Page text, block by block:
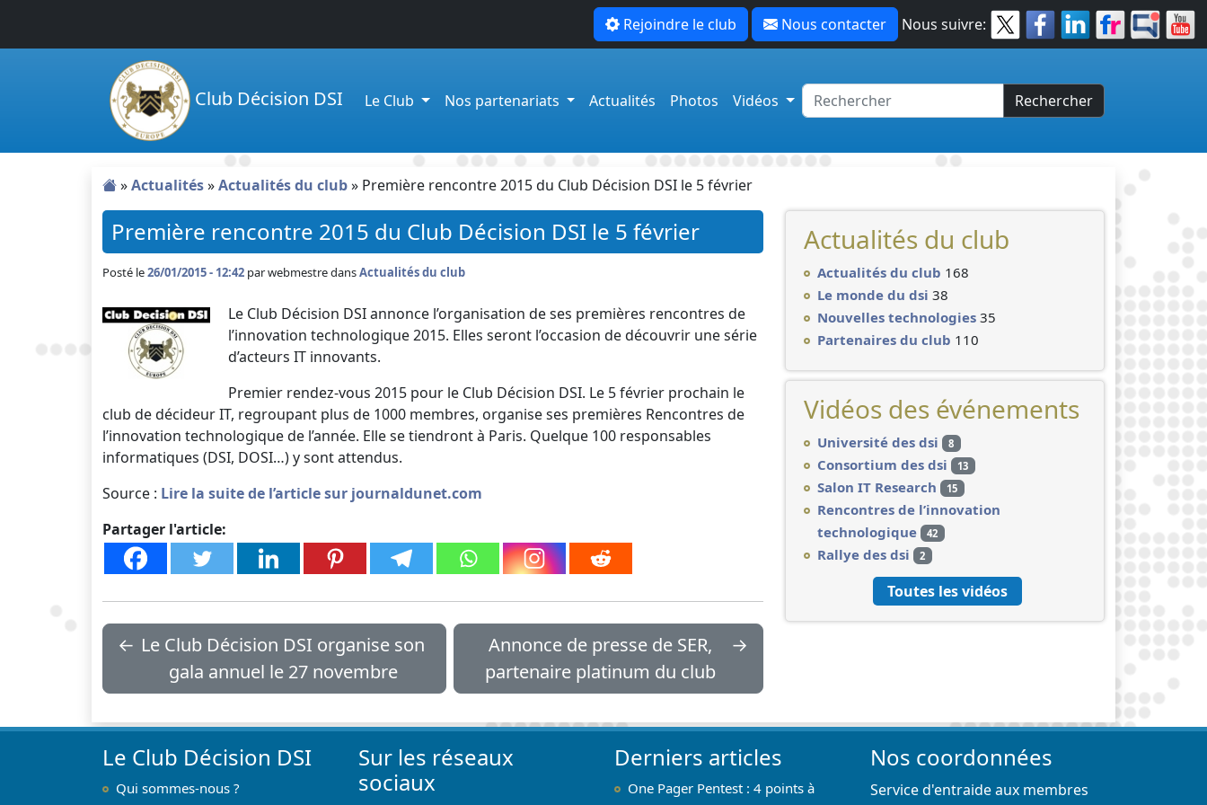
Rejoindre le club Nous contacter Nous suivre:
Club Décision DSI Le Club Nos partenariats Actualités Photos Vidéos Rechercher
»Actualités»Actualités du club» Première rencontre 2015 du Club Décision DSI le 5 février
Première rencontre 2015 du Club Décision DSI le 5 février
Posté le26/01/2015 - 12:42 parwebmestre dansActualités du club
Le Club Décision DSI annonce l’organisation de ses premières rencontres de
l’innovation technologique 2015. Elles seront l’occasion de découvrir une série
d’acteurs IT innovants.
Premier rendez-vous 2015 pour le Club Décision DSI. Le 5 février prochain le
club de décideur IT, regroupant plus de 1000 membres, organise ses premières Rencontres de
l’innovation technologique de l’année. Elle se tiendront à Paris. Quelque 100 responsables
informatiques (DSI, DOSI…) y sont attendus.
Source : Lire la suite de l’article sur journaldunet.com
Partager l'article:
← Le Club Décision DSI organise son
gala annuel le 27 novembre
Annonce de presse de SER,
partenaire platinum du club
→
Actualités du club
Actualités du club 168
Le monde du dsi 38
Nouvelles technologies 35
Partenaires du club 110
Vidéos des événements
Université des dsi 8
Consortium des dsi 13
Salon IT Research 15
Rencontres de l’innovation
technologique
42
Rallye des dsi 2
Toutes les vidéos
Le Club Décision DSI
Qui sommes-nous ?
Sur les réseaux
sociaux
Derniers articles
One Pager Pentest : 4 points à
Nos coordonnées
Service d'entraide aux membres